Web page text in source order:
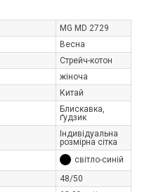
MG MD 2729
Весна
Стрейч-котон
жіноча
Китай
Блискавка,
ґудзик
Індивідуальна
розмірна сітка
світло-синій
48/50